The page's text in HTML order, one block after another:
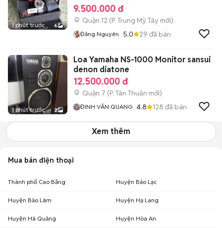
1 phút trước 6
9.500.000 đ
Quận 12 (P. Trung Mỹ Tây mới)
Đăng Nguyên 5.0 29 đã bán
1 phút trước 2
Loa Yamaha NS-1000 Monitor sansui
denon diatone
12.500.000 đ
Quận 7 (P. Tân Thuận mới)
ĐINH VĂN QUANG 4.8 128 đã bán
Xem thêm
Mua bán điện thoại
Thành phố Cao Bằng Huyện Bảo Lạc
Huyện Bảo Lâm Huyện Hạ Lang
Huyện Hà Quảng Huyện Hòa An